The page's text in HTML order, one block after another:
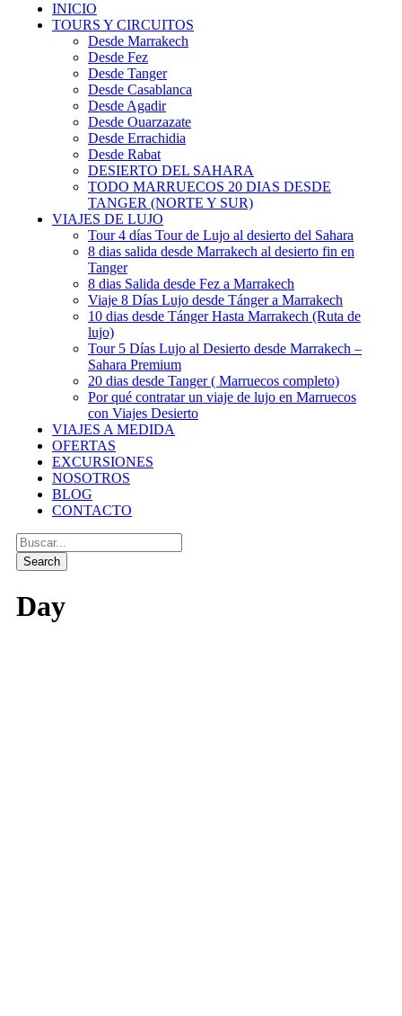
INICIO
TOURS Y CIRCUITOS
Desde Marrakech
Desde Fez
Desde Tanger
Desde Casablanca
Desde Agadir
Desde Ouarzazate
Desde Errachidia
Desde Rabat
DESIERTO DEL SAHARA
TODO MARRUECOS 20 DIAS DESDE
TANGER (NORTE Y SUR)
VIAJES DE LUJO
Tour 4 días Tour de Lujo al desierto del Sahara
8 dias salida desde Marrakech al desierto fin en
Tanger
8 dias Salida desde Fez a Marrakech
Viaje 8 Días Lujo desde Tánger a Marrakech
10 dias desde Tánger Hasta Marrakech (Ruta de
lujo)
Tour 5 Días Lujo al Desierto desde Marrakech –
Sahara Premium
20 dias desde Tanger ( Marruecos completo)
Por qué contratar un viaje de lujo en Marruecos
con Viajes Desierto
VIAJES A MEDIDA
OFERTAS
EXCURSIONES
NOSOTROS
BLOG
CONTACTO
Day